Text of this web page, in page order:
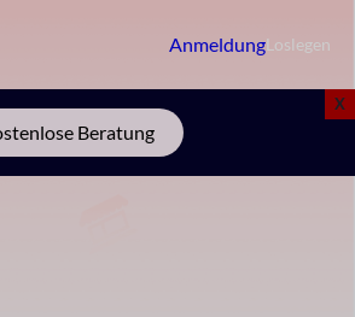
AnmeldungLoslegen
Beratung
X